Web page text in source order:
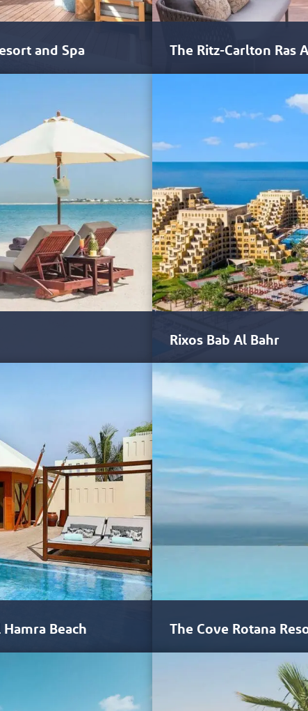
and Spa The Ritz-Carlton Ras
Ras Al Khaimah é um destino
experiências autênticas de…
Khaimah quanto o…
Rixos Bab Al Bahr
O impressionante resort de
Egito, uma…
Beach
é um resort
The Cove Rotana
O projeto arquitetônico do
mediterrâneo. Suas vilas…